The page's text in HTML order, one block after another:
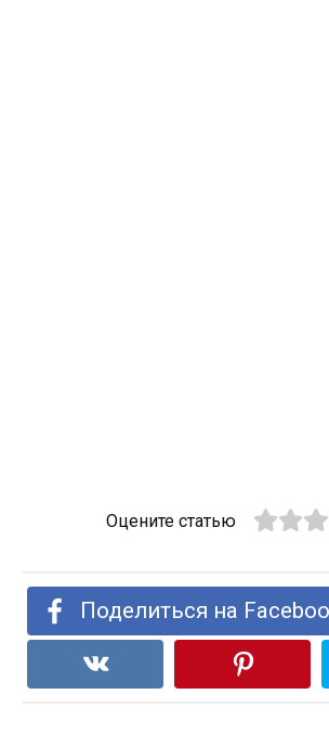
Оцените статью
Поделиться на